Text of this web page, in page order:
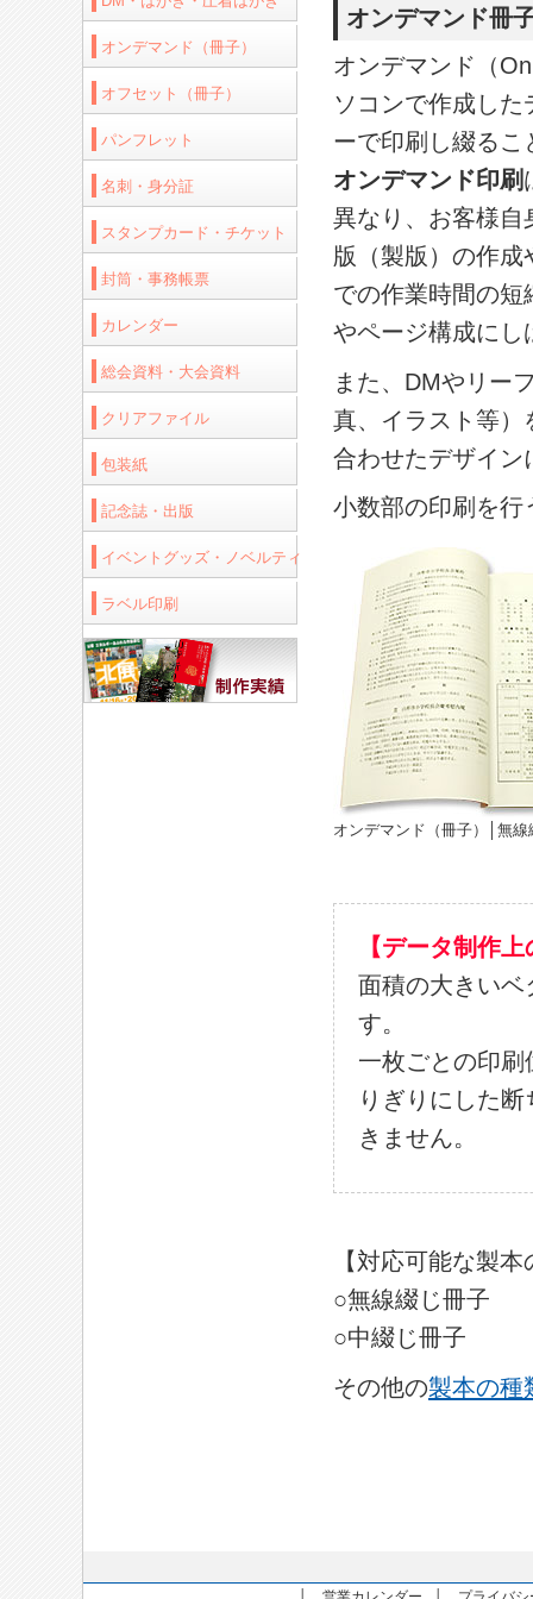
オンデマンド冊
オンデマンド（
ソコンで作成し
ーで印刷し綴るこ
オンデマンド印刷
異なり、お客様自
版（製版）の作
での作業時間の
やページ構成にし
また、DMやリー
真、イラスト等）
合わせたデザイン
小数部の印刷を行
オンデマンド（冊子）│無線
【データ制作
面積の大きいベ
す。
一枚ごとの印
りぎりにした
きません。
【対応可能な製
○無線綴じ冊子
○中綴じ冊子
その他の製本の種
オンデマンド（冊子）
オフセット（冊子）
パンフレット
名刺・身分証
スタンプカード・チケット
封筒・事務帳票
カレンダー
総会資料・大会資料
クリアファイル
包装紙
記念誌・出版
イベントグッズ・ノベルティ
ラベル印刷